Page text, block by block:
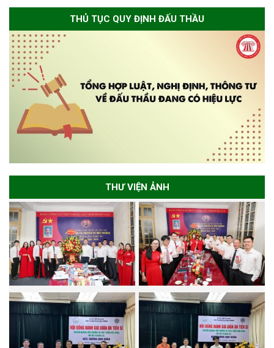
THỦ TỤC QUY ĐỊNH ĐẤU THẦU
THƯ VIỆN ẢNH